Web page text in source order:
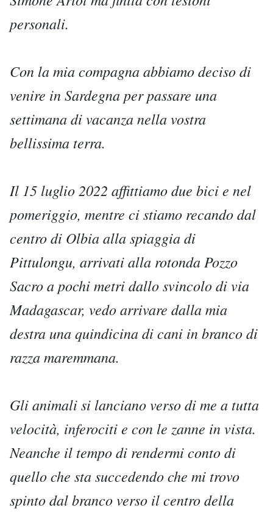
personali.
Con la mia compagna abbiamo deciso di
venire in Sardegna per passare una
settimana di vacanza nella vostra
bellissima terra.
Il 15 luglio 2022 affittiamo due bici e nel
pomeriggio, mentre ci stiamo recando dal
centro di Olbia alla spiaggia di
Pittulongu, arrivati alla rotonda Pozzo
Sacro a pochi metri dallo svincolo di via
Madagascar, vedo arrivare dalla mia
destra una quindicina di cani in branco di
razza maremmana.
Gli animali si lanciano verso di me a tutta
velocità, inferociti e con le zanne in vista.
Neanche il tempo di rendermi conto di
quello che sta succedendo che mi trovo
spinto dal branco verso il centro della